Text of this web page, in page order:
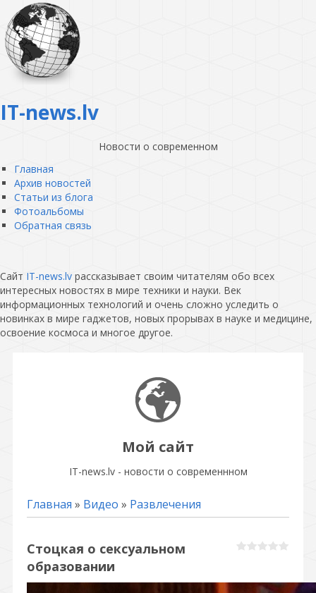
IT-news.lv
Новости о современном
Главная
Архив новостей
Статьи из блога
Фотоальбомы
Обратная связь
Сайт IT-news.lv рассказывает своим читателям обо всех
интересных новостях в мире техники и науки. Век
информационных технологий и очень сложно уследить о
новинках в мире гаджетов, новых прорывах в науке и медицине,
освоение космоса и многое другое.
Мой сайт
IT-news.lv - новости о современнном
Главная » Видео » Развлечения
Стоцкая о сексуальном
образовании